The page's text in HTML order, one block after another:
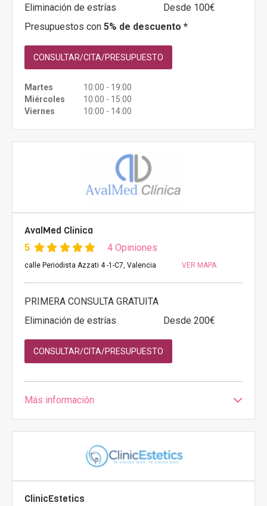
Eliminación de estrías
Desde 100€
Presupuestos con 5% de descuento *
CONSULTAR/CITA/PRESUPUESTO
Martes
10:00 - 19:00
Miércoles
10:00 - 15:00
Viernes
10:00 - 14:00
AvalMed Clínica
5 4 Opiniones
calle Periodista Azzati 4 -1-C7, Valencia VER MAPA
PRIMERA CONSULTA GRATUITA
Eliminación de estrías
Desde 200€
CONSULTAR/CITA/PRESUPUESTO
Más información
ClinicEstetics